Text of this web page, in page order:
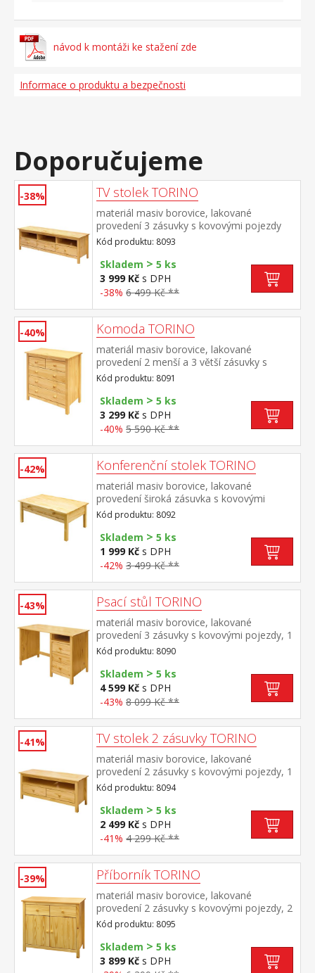
návod k montáži ke stažení zde
Informace o produktu a bezpečnosti
Doporučujeme
-38% TV stolek TORINO
materiál masiv borovice, lakované
provedení 3 zásuvky s kovovými pojezdy
Kód produktu: 8093
Skladem > 5 ks
3 999 Kč s DPH
-38% 6 499 Kč **
-40% Komoda TORINO
materiál masiv borovice, lakované
provedení 2 menší a 3 větší zásuvky s
kovovými pojezdy
Kód produktu: 8091
Skladem > 5 ks
3 299 Kč s DPH
-40% 5 590 Kč **
-42% Konferenční stolek TORINO
materiál masiv borovice, lakované
provedení široká zásuvka s kovovými
pojezdy
Kód produktu: 8092
Skladem > 5 ks
1 999 Kč s DPH
-42% 3 499 Kč **
-43% Psací stůl TORINO
materiál masiv borovice, lakované
provedení 3 zásuvky s kovovými pojezdy, 1
police výsuv není součástí dodávky ke stolu
je možno dokoupit výsuvnou desku na
klávesnici 8840
Kód produktu: 8090
Skladem > 5 ks
4 599 Kč s DPH
-43% 8 099 Kč **
-41% TV stolek 2 zásuvky TORINO
materiál masiv borovice, lakované
provedení 2 zásuvky s kovovými pojezdy, 1
police
Kód produktu: 8094
Skladem > 5 ks
2 499 Kč s DPH
-41% 4 299 Kč **
-39% Příborník TORINO
materiál masiv borovice, lakované
provedení 2 zásuvky s kovovými pojezdy, 2
plné dveře, 1 police vhodný doplněk
nástavec 8096
Kód produktu: 8095
Skladem > 5 ks
3 899 Kč s DPH